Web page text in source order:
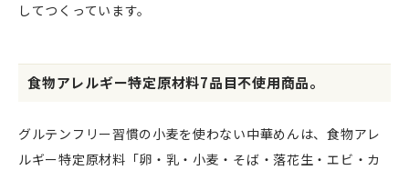
してつくっています。
食物アレルギー特定原材料7品目不使用商品。
グルテンフリー習慣の小麦を使わない中華めんは、食物アレ
ルギー特定原材料「卵・乳・小麦・そば・落花生・エビ・カ